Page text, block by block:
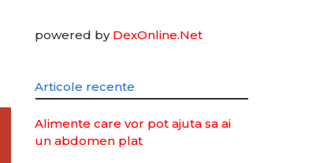
powered by DexOnline.Net
Articole recente
Alimente care vor pot ajuta sa ai
un abdomen plat